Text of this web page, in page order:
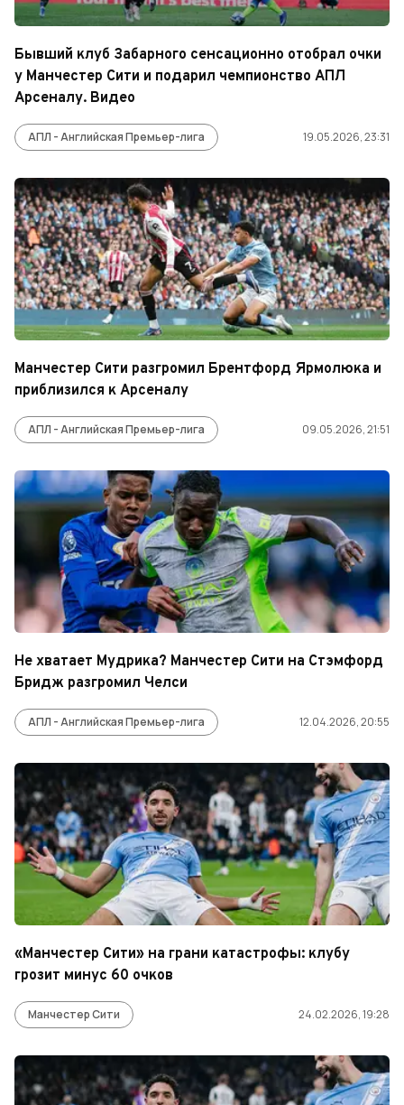
Бывший клуб Забарного сенсационно отобрал очки
у Манчестер Сити и подарил чемпионство АПЛ
Арсеналу. Видео
АПЛ - Английская Премьер-лига 19.05.2026, 23:31
Манчестер Сити разгромил Брентфорд Ярмолюка и
приблизился к Арсеналу
АПЛ - Английская Премьер-лига 09.05.2026, 21:51
Не хватает Мудрика? Манчестер Сити на Стэмфорд
Бридж разгромил Челси
АПЛ - Английская Премьер-лига 12.04.2026, 20:55
«Манчестер Сити» на грани катастрофы: клубу
грозит минус 60 очков
Манчестер Сити 24.02.2026, 19:28